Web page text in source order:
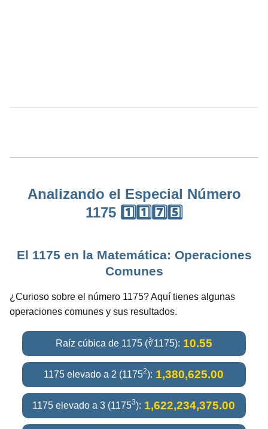
Analizando el Especial Número
1175 1️⃣1️⃣7️⃣5️⃣
El 1175 en la Matemática: Operaciones
Comunes
¿Curioso sobre el número 1175? Aquí tienes algunas
operaciones comunes y sus resultados.
Raíz cúbica de 1175 (∛1175): 10.55
1175 elevado a 2 (11752): 1,380,625.00
1175 elevado a 3 (11753): 1,622,234,375.00